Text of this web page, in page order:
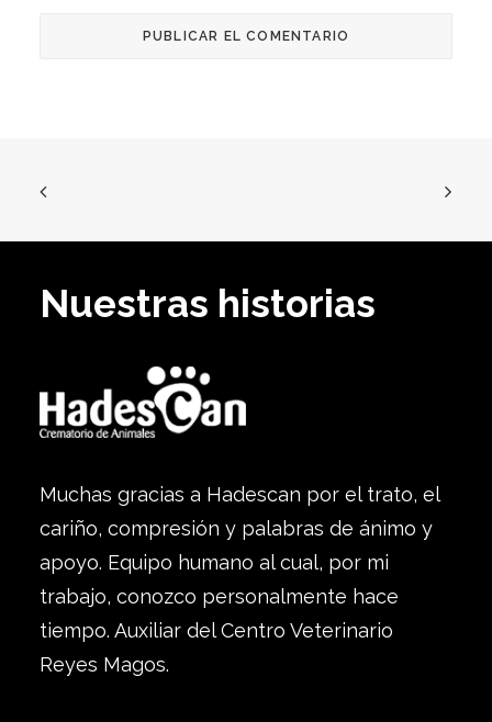
Nuestras historias
Muchas gracias a Hadescan por el trato, el
cariño, compresión y palabras de ánimo y
apoyo. Equipo humano al cual, por mi
trabajo, conozco personalmente hace
tiempo. Auxiliar del Centro Veterinario
Reyes Magos.